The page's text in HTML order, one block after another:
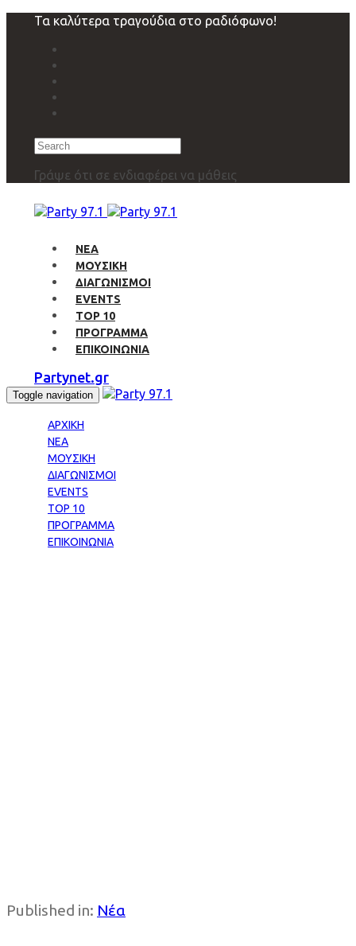
navigation
Τα καλύτερα τραγούδια στο ραδιόφωνο!
Search
Γράψε ότι σε ενδιαφέρει να μάθεις
ΝΕΑ
ΜΟΥΣΙΚΗ
ΔΙΑΓΩΝΙΣΜΟΙ
EVENTS
TOP 10
ΠΡΟΓΡΑΜΜΑ
ΕΠΙΚΟΙΝΩΝΙΑ
Partynet.gr
Toggle navigation
ΑΡΧΙΚΗ
ΝΕΑ
ΜΟΥΣΙΚΗ
ΔΙΑΓΩΝΙΣΜΟΙ
EVENTS
TOP 10
ΠΡΟΓΡΑΜΜΑ
ΕΠΙΚΟΙΝΩΝΙΑ
Published in: Νέα